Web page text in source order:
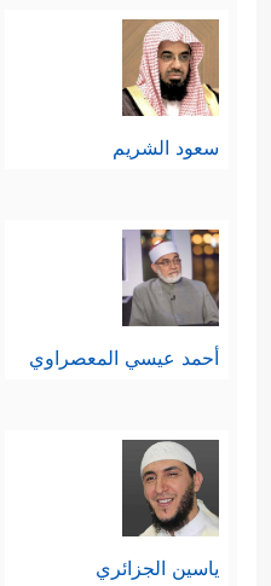
سعود الشريم
أحمد عيسي المعصراوي
ياسين الجزائري